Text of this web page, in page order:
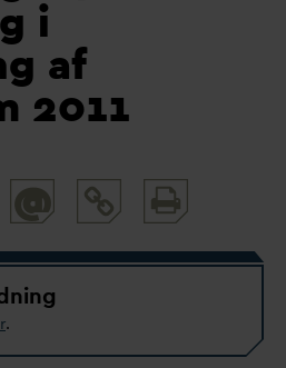
i
af
2011
@
and
.